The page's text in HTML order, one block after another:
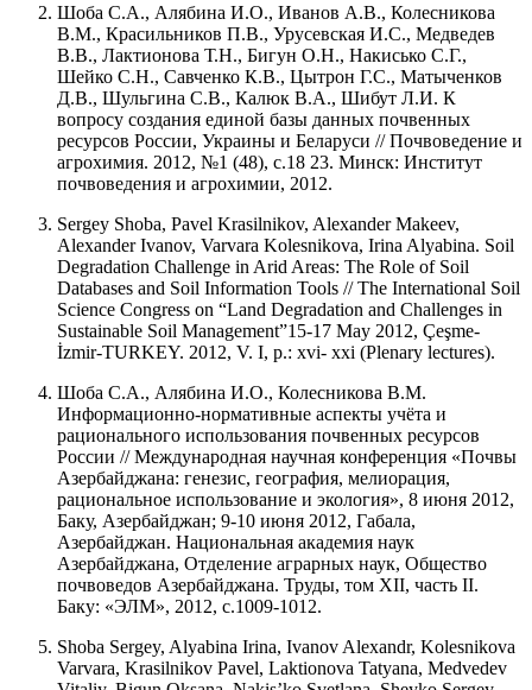
Шоба С.А., Алябина И.О., Иванов А.В., Колесникова
В.М., Красильников П.В., Урусевская И.С., Медведев
В.В., Лактионова Т.Н., Бигун О.Н., Накисько С.Г.,
Шейко С.Н., Савченко К.В., Цытрон Г.С., Матыченков
Д.В., Шульгина С.В., Калюк В.А., Шибут Л.И. К
вопросу создания единой базы данных почвенных
ресурсов России, Украины и Беларуси // Почвоведение и
агрохимия. 2012, №1 (48), с.18 23. Минск: Институт
почвоведения и агрохимии, 2012.
Sergey Shoba, Pavel Krasilnikov, Alexander Makeev,
Alexander Ivanov, Varvara Kolesnikova, Irina Alyabina. Soil
Degradation Challenge in Arid Areas: The Role of Soil
Databases and Soil Information Tools // The International Soil
Science Congress on “Land Degradation and Challenges in
Sustainable Soil Management”15-17 May 2012, Çeşme-
İzmir-TURKEY. 2012, V. I, p.: xvi- xxi (Plenary lectures).
Шоба С.А., Алябина И.О., Колесникова В.М.
Информационно-нормативные аспекты учёта и
рационального использования почвенных ресурсов
России // Международная научная конференция «Почвы
Азербайджана: генезис, география, мелиорация,
рациональное использование и экология», 8 июня 2012,
Баку, Азербайджан; 9-10 июня 2012, Габала,
Азербайджан. Национальная академия наук
Азербайджана, Отделение аграрных наук, Общество
почвоведов Азербайджана. Труды, том XII, часть II.
Баку: «ЭЛМ», 2012, с.1009-1012.
Shoba Sergey, Alyabina Irina, Ivanov Alexandr, Kolesnikova
Varvara, Krasilnikov Pavel, Laktionova Tatyana, Medvedev